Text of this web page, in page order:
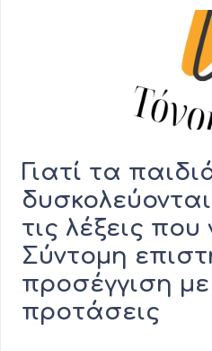
Γιατί τα
τις λέξεις
Σύντομη
προσέγγιση
προτάσεις